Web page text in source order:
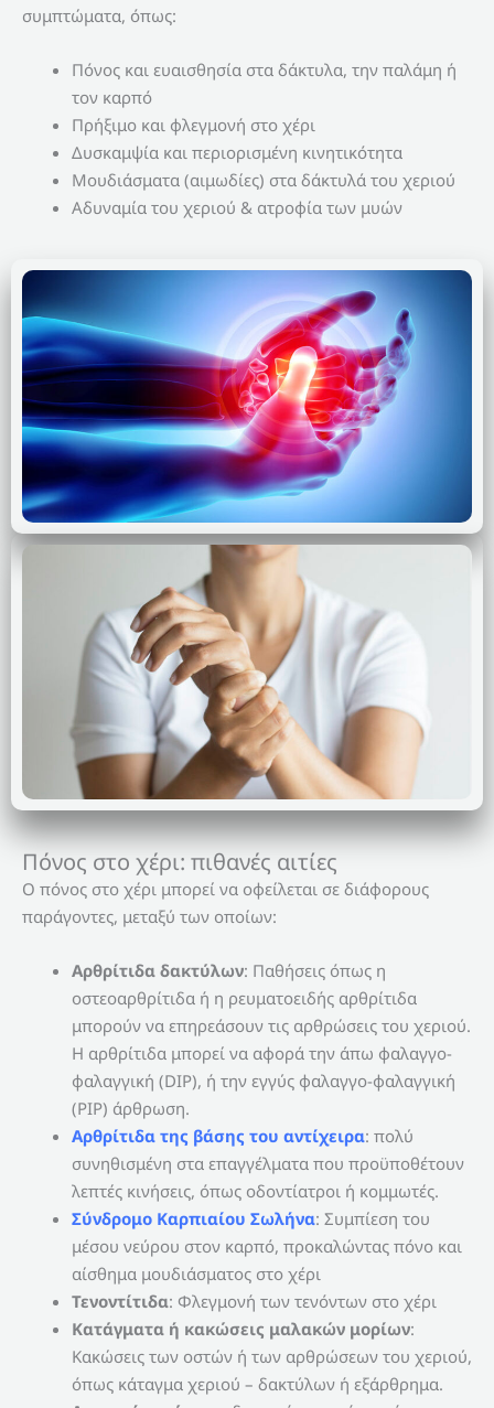
συμπτώματα, όπως:
Πόνος και ευαισθησία στα δάκτυλα, την παλάμη ή
τον καρπό
Πρήξιμο και φλεγμονή στο χέρι
Δυσκαμψία και περιορισμένη κινητικότητα
Μουδιάσματα (αιμωδίες) στα δάκτυλά του χεριού
Αδυναμία του χεριού & ατροφία των μυών
Πόνος στο χέρι: πιθανές αιτίες
Ο πόνος στο χέρι μπορεί να οφείλεται σε διάφορους
παράγοντες, μεταξύ των οποίων:
Αρθρίτιδα δακτύλων: Παθήσεις όπως η
οστεοαρθρίτιδα ή η ρευματοειδής αρθρίτιδα
μπορούν να επηρεάσουν τις αρθρώσεις του χεριού.
Η αρθρίτιδα μπορεί να αφορά την άπω φαλαγγο-
φαλαγγική (DIP), ή την εγγύς φαλαγγο-φαλαγγική
(PIP) άρθρωση.
Αρθρίτιδα της βάσης του αντίχειρα: πολύ
συνηθισμένη στα επαγγέλματα που προϋποθέτουν
λεπτές κινήσεις, όπως οδοντίατροι ή κομμωτές.
Σύνδρομο Καρπιαίου Σωλήνα: Συμπίεση του
μέσου νεύρου στον καρπό, προκαλώντας πόνο και
αίσθημα μουδιάσματος στο χέρι
Τενοντίτιδα: Φλεγμονή των τενόντων στο χέρι
Κατάγματα ή κακώσεις μαλακών μορίων:
Κακώσεις των οστών ή των αρθρώσεων του χεριού,
όπως κάταγμα χεριού – δακτύλων ή εξάρθρημα.